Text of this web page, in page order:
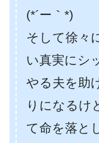
(*´ー｀*)
そして徐々
い真実にシ
やる夫を助
りになるけ
て命を落と